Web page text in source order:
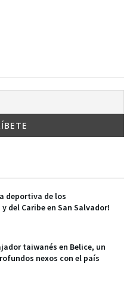
deportiva de los
del Caribe en San Salvador!
taiwanés en Belice, un
nexos con el país